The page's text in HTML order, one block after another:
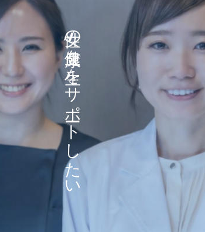
女性の健康を一生をサポートしたい